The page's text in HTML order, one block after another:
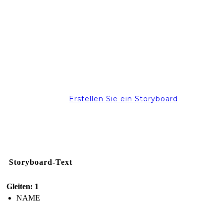
Erstellen Sie ein Storyboard
Storyboard-Text
Gleiten: 1
NAME